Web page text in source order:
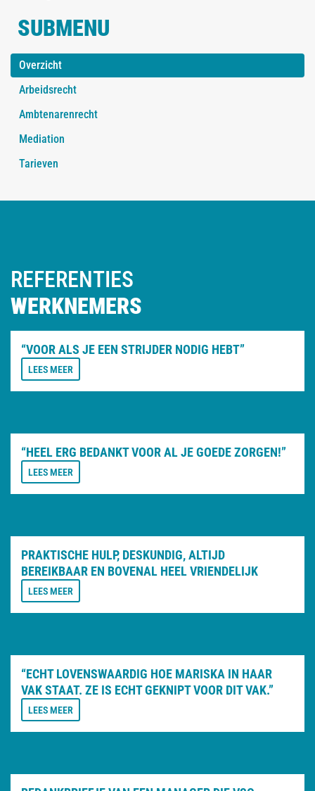
SUBMENU
Overzicht
Arbeidsrecht
Ambtenarenrecht
Mediation
Tarieven
REFERENTIES
WERKNEMERS
“VOOR ALS JE EEN STRIJDER NODIG HEBT”
LEES MEER
“HEEL ERG BEDANKT VOOR AL JE GOEDE ZORGEN!”
LEES MEER
PRAKTISCHE HULP, DESKUNDIG, ALTIJD
BEREIKBAAR EN BOVENAL HEEL VRIENDELIJK
LEES MEER
“ECHT LOVENSWAARDIG HOE MARISKA IN HAAR
VAK STAAT. ZE IS ECHT GEKNIPT VOOR DIT VAK.”
LEES MEER